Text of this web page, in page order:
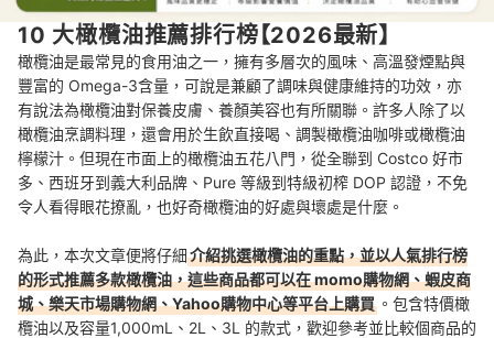
10 大橄欖油推薦排行榜【2026最新】
橄欖油是最常見的食用油之一，擁有多層次的風味、高溫發煙點與
豐富的 Omega-3含量，可說是兼顧了調味與健康維持的功效，亦
有說法為橄欖油對保養皮膚、養顏美容也有所關聯。許多人除了以
橄欖油烹調料理，還會用於生飲直接喝、調製橄欖油咖啡或橄欖油
檸檬汁。但現在市面上的橄欖油五花八門，從全聯到 Costco 好市
多、西班牙到義大利品牌、Pure 等級到特級初榨 DOP 認證，不免
令人看得眼花撩亂，也好奇橄欖油的好處與壞處是什麼。
為此，本次文章便將仔細介紹挑選橄欖油的重點，並以人氣排行榜
的形式推薦多款橄欖油，這些商品都可以在 momo購物網、蝦皮商
城、樂天市場購物網、Yahoo購物中心等平台上購買 。包含特價橄
欖油以及容量1,000mL、2L、3L 的款式，歡迎參考並比較個商品的